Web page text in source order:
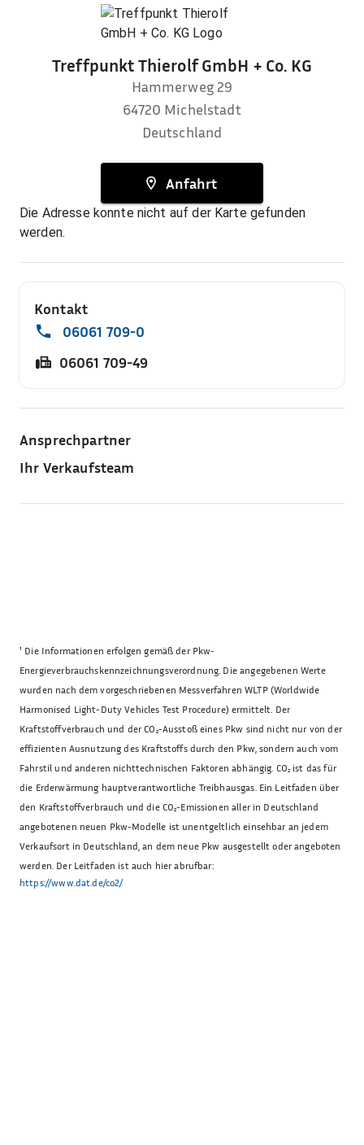
Treffpunkt Thierolf GmbH + Co. KG
Hammerweg 29
64720 Michelstadt
Deutschland
Anfahrt
Die Adresse konnte nicht auf der Karte gefunden
werden.
Kontakt
06061 709-0
06061 709-49
Ansprechpartner
Ihr Verkaufsteam
¹ Die Informationen erfolgen gemäß der Pkw-
Energieverbrauchskennzeichnungsverordnung. Die angegebenen Werte
wurden nach dem vorgeschriebenen Messverfahren WLTP (Worldwide
Harmonised Light-Duty Vehicles Test Procedure) ermittelt. Der
Kraftstoffverbrauch und der CO₂-Ausstoß eines Pkw sind nicht nur von der
effizienten Ausnutzung des Kraftstoffs durch den Pkw, sondern auch vom
Fahrstil und anderen nichttechnischen Faktoren abhängig. CO₂ ist das für
die Erderwärmung hauptverantwortliche Treibhausgas. Ein Leitfaden über
den Kraftstoffverbrauch und die CO₂-Emissionen aller in Deutschland
angebotenen neuen Pkw-Modelle ist unentgeltlich einsehbar an jedem
Verkaufsort in Deutschland, an dem neue Pkw ausgestellt oder angeboten
werden. Der Leitfaden ist auch hier abrufbar:
https://www.dat.de/co2/